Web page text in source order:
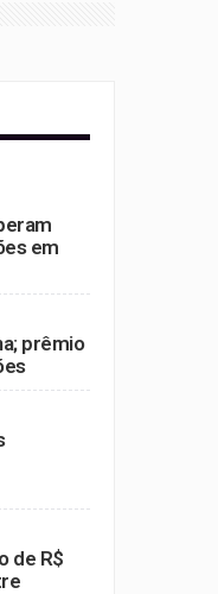
em
prêmio
de R$